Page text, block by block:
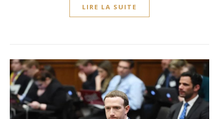
LIRE LA SUITE